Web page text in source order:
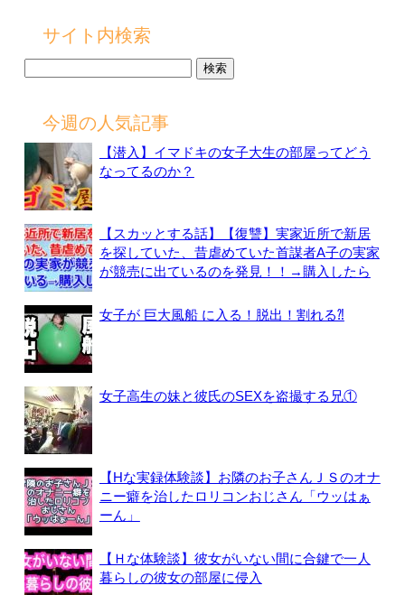
サイト内検索
今週の人気記事
【潜入】イマドキの女子大生の部屋ってどう
なってるのか？
【スカッとする話】【復讐】実家近所で新居
を探していた、昔虐めていた首謀者A子の実家
が競売に出ているのを発見！！→購入したら
女子が 巨大風船 に入る！脱出！割れる⁈
女子高生の妹と彼氏のSEXを盗撮する兄①
【Hな実録体験談】お隣のお子さんＪＳのオナ
ニー癖を治したロリコンおじさん「ウッはぁ
ーん」
【Ｈな体験談】彼女がいない間に合鍵で一人
暮らしの彼女の部屋に侵入